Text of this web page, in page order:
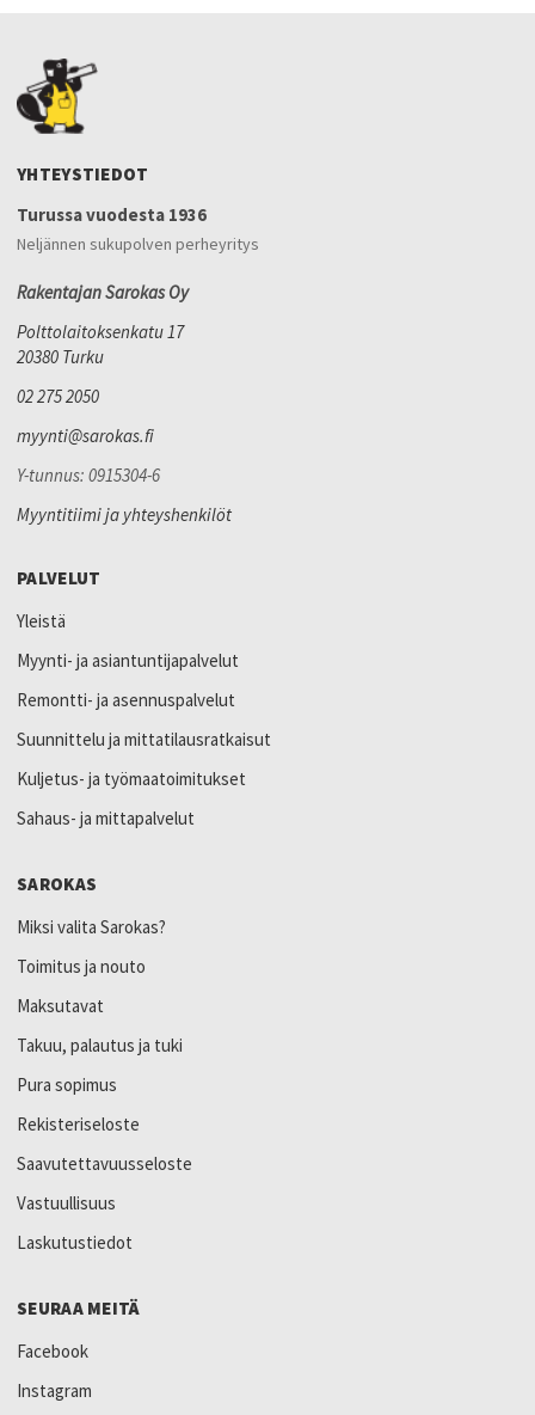
YHTEYSTIEDOT
Turussa vuodesta 1936
Neljännen sukupolven perheyritys
Rakentajan Sarokas Oy
Polttolaitoksenkatu 17
20380 Turku
02 275 2050
myynti@sarokas.fi
Y-tunnus: 0915304-6
Myyntitiimi ja yhteyshenkilöt
PALVELUT
Yleistä
Myynti- ja asiantuntijapalvelut
Remontti- ja asennuspalvelut
Suunnittelu ja mittatilausratkaisut
Kuljetus- ja työmaatoimitukset
Sahaus- ja mittapalvelut
SAROKAS
Miksi valita Sarokas?
Toimitus ja nouto
Maksutavat
Takuu, palautus ja tuki
Pura sopimus
Rekisteriseloste
Saavutettavuusseloste
Vastuullisuus
Laskutustiedot
SEURAA MEITÄ
Facebook
Instagram